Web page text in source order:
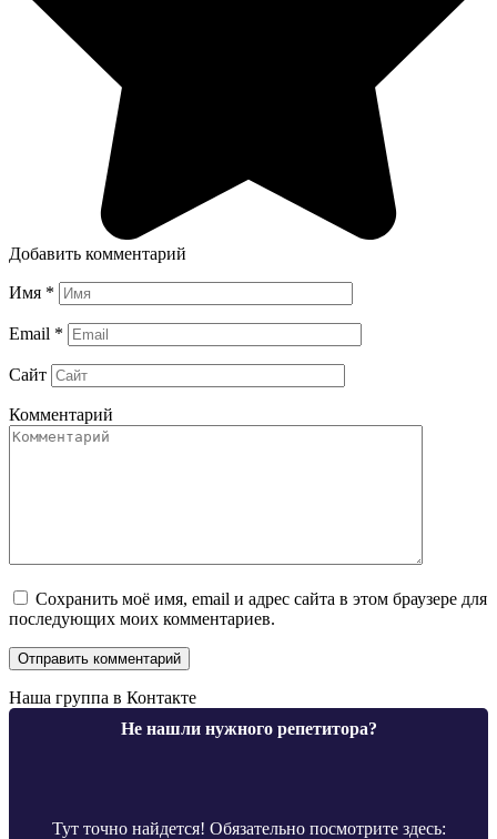
Добавить комментарий
Имя *
Email *
Сайт
Комментарий
Сохранить моё имя, email и адрес сайта в этом браузере для
последующих моих комментариев.
Наша группа в Контакте
Не нашли нужного репетитора?
Тут точно найдется! Обязательно посмотрите здесь: